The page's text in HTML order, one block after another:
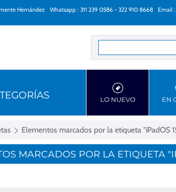
Hernández Whatsapp : 311 239 0586 - 322 910 8668 Email :
LO NUEVO EN
Elementos marcados por la etiqueta "iPadOS
MARCADOS POR LA ETIQUETA